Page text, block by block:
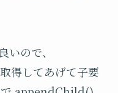
いので、
得してあげて子要